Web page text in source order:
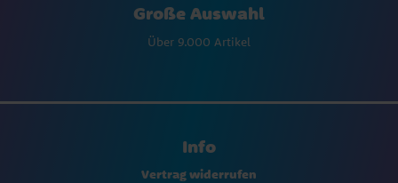
Große Auswahl
Über 9.000 Artikel
Info
Vertrag widerrufen